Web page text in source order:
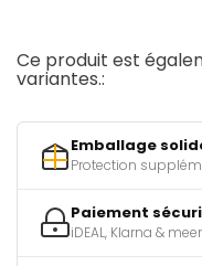
Ce produit est
variantes.:
Emballage
Protection
Paiement
iDEAL, Klarna & meer